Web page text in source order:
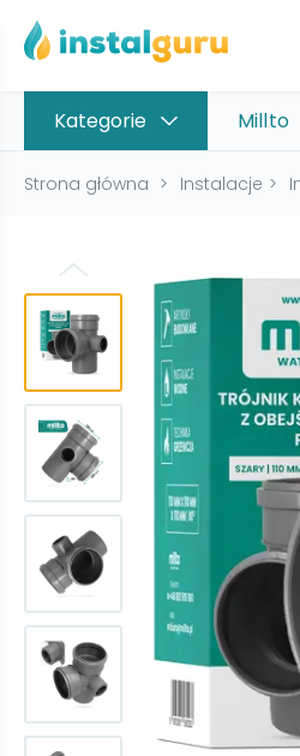
Kategorie Millto
Strona główna > Instalacje >